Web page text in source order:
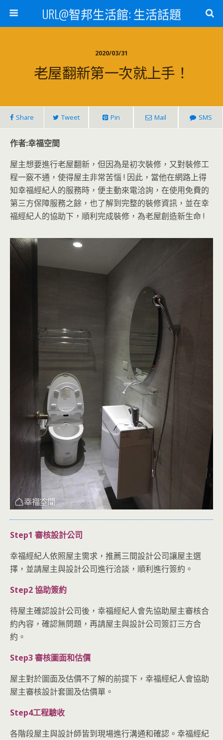
URL@智邦生活館: 生活話題
2020/03/31
老屋翻新第一次就上手！
Share Tweet Pin Mail SMS
作者:幸福空間
屋主想要進行老屋翻新，但因為是初次裝修，又對裝修工
程一竅不通，使得屋主非常苦惱 ! 因此，當他在網路上得
知幸福經紀人的服務時，便主動來電洽詢，在使用免費的
第三方保障服務之餘，也了解到完整的裝修資訊，並在幸
福經紀人的協助下，順利完成裝修，為老屋創造新生命 !
Step1 審核設計公司
幸福經紀人依照屋主需求，推薦三間設計公司讓屋主選
擇，並請屋主與設計公司進行洽談，順利進行簽約。
Step2 協助簽約
待屋主確認設計公司後，幸福經紀人會先協助屋主審核合
約內容，確認無問題，再請屋主與設計公司簽訂三方合
約。
Step3 審核圖面和估價
屋主對於圖面及估價不了解的前提下，幸福經紀人會協助
屋主審核設計套圖及估價單。
Step4工程驗收
各階段屋主與設計師皆到現場進行溝通和確認。幸福經紀